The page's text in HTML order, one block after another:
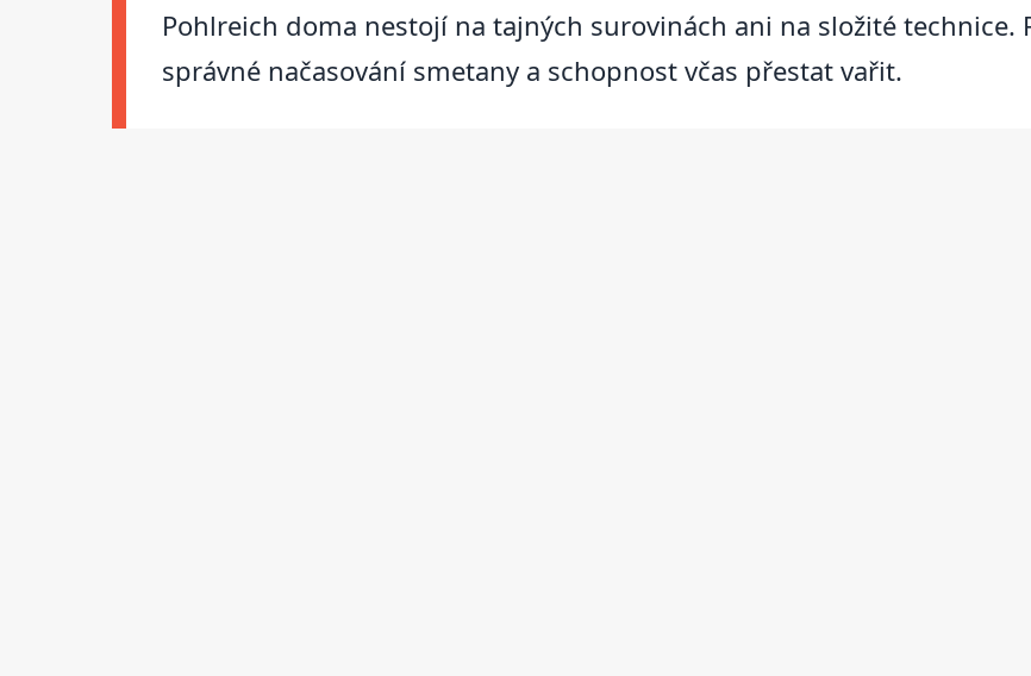
Pohlreich doma nestojí na tajných surovinách ani na složité technice.
správné načasování smetany a schopnost včas přestat vařit.